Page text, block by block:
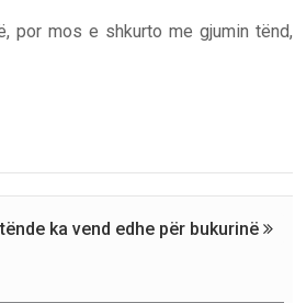
por mos e shkurto me gjumin tënd,
ka vend edhe për bukurinë